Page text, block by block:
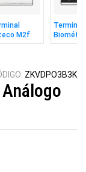
M2f
lr Vl Facial
Terminal
Zkteco
ZKVDPO3B3K